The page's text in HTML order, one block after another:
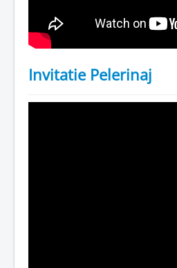
Invitatie Pelerinaj